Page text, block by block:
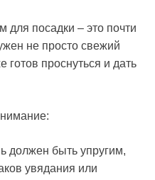
для посадки – это почти
не просто свежий
готов проснуться и дать
должен быть упругим,
увядания или